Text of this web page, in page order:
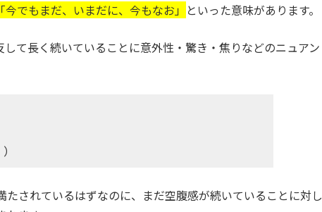
「今でもまだ、いまだに、今もなお」 といった意味があります。
て長く続いていることに意外性・驚き・焦りなどのニュアン
たされているはずなのに、まだ空腹感が続いていることに対し